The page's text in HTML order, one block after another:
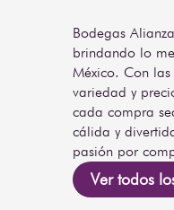
Aprovecha esta
limitado a un
piezas pueden
conservan intacta
la venta es
¡Asegura la tuya
Bodegas
brindando lo
México. Con
variedad y
cada compra
cálida y
pasión por
Ver todos